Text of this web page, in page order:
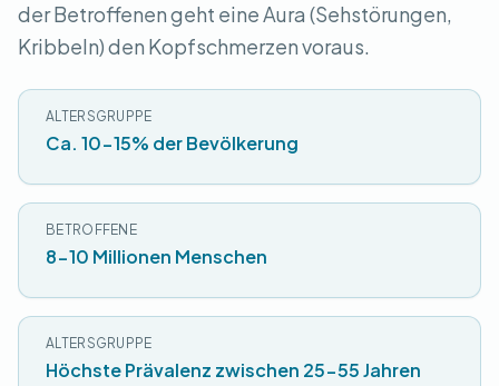
der Betroffenen geht eine Aura (Sehstörungen,
Kribbeln) den Kopfschmerzen voraus.
ALTERSGRUPPE
Ca. 10-15% der Bevölkerung
BETROFFENE
8-10 Millionen Menschen
ALTERSGRUPPE
Höchste Prävalenz zwischen 25-55 Jahren